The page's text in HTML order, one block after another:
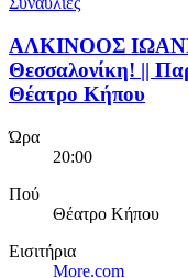
ΑΛΚΙΝΟΟΣ
Θεσσαλονίκη! ||
Θέατρο Κήπου
Ώρα
20:00
Πού
Θέατρο Κήπου
Εισιτήρια
More.com